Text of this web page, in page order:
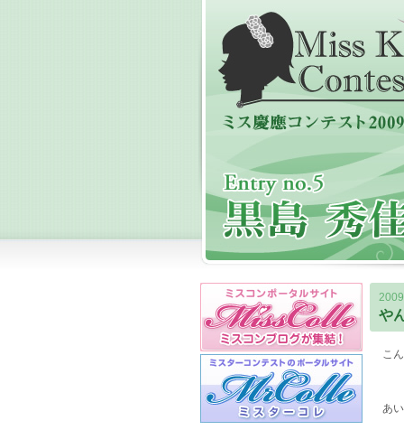
や
こ
あ